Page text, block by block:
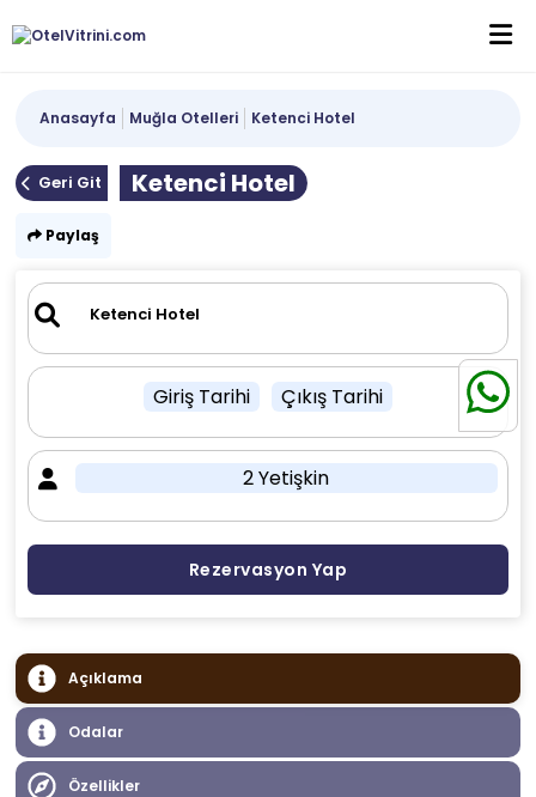
Anasayfa Muğla Otelleri Ketenci Hotel
Geri Git Ketenci Hotel
Paylaş
Giriş Tarihi Çıkış Tarihi
2 Yetişkin
Rezervasyon Yap
Açıklama
Odalar
Özellikler